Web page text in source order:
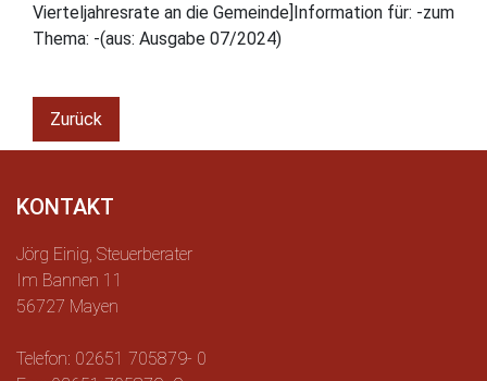
Vierteljahresrate an die Gemeinde]Information für: -zum
Thema: -(aus: Ausgabe 07/2024)
Zurück
KONTAKT
Jörg Einig, Steuerberater
Im Bannen 11
56727 Mayen
Telefon: 02651 705879- 0